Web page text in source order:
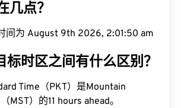
几点？
间为 August 9th 2026, 2:01:51 am
标时区之间有什么区别？
Time（PKT）是Mountain
MST）的11 hours ahead。